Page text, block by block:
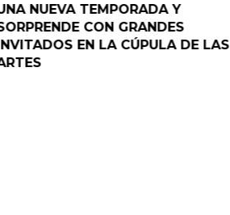
NUEVA TEMPORADA Y
CON GRANDES
EN LA CÚPULA DE LAS